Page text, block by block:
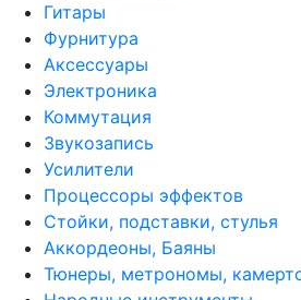
Гитары
Фурнитура
Аксессуары
Электроника
Коммутация
Звукозапись
Усилители
Процессоры эффектов
Стойки, подставки, стулья
Аккордеоны, Баяны
Тюнеры, метрономы,